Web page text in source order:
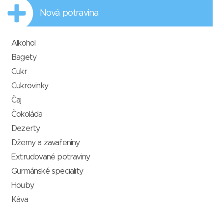
Nová potravina
Alkohol
Bagety
Cukr
Cukrovinky
Čaj
Čokoláda
Dezerty
Džemy a zavařeniny
Extrudované potraviny
Gurmánské speciality
Houby
Káva